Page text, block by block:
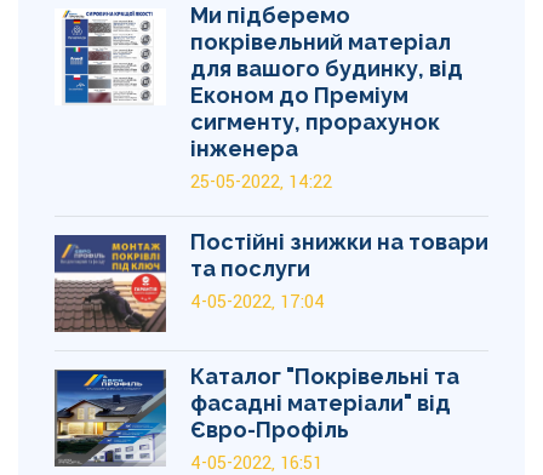
Ми підберемо
покрівельний матеріал
для вашого будинку, від
Економ до Преміум
сигменту, прорахунок
інженера
25-05-2022, 14:22
Постійні знижки на товари
та послуги
4-05-2022, 17:04
Каталог "Покрівельні та
фасадні матеріали" від
Євро-Профіль
4-05-2022, 16:51